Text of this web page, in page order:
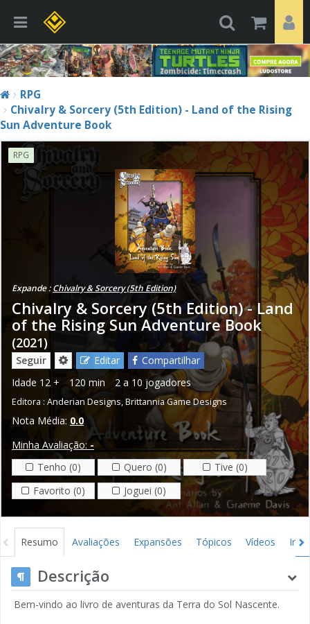
RPG
Chivalry & Sorcery (5th Edition) - Land of the Rising
Sun Adventure Book
RPG
Expande :Chivalry & Sorcery (5th Edition)
Chivalry & Sorcery (5th Edition) - Land
of the Rising Sun Adventure Book
(2021)
Seguir Editar
Compartilhar
Idade 12 + 120 min 2 a 10 jogadores
Editora : Anderian Designs,Brittannia Game Designs
Nota Média: 0.0
Minha Avaliação:-
Tenho (0)
Quero (0)
Tive (0)
Favorito (0)
Joguei (0)
Resumo Avaliações Expansões Tópicos Vídeos
Gráficos Créditos
Descrição
Bem-vindo ao livro de aventuras da Terra do Sol Nascente.